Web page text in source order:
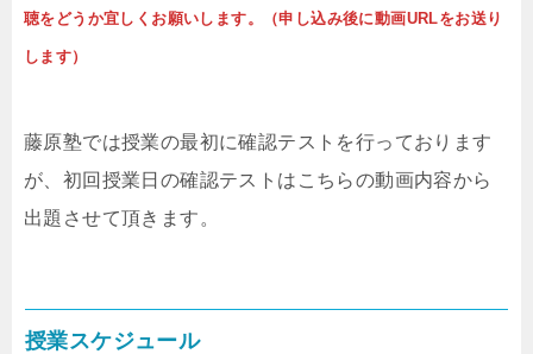
聴をどうか宜しくお願いします。（申し込み後に動画URLをお送り
します）
藤原塾では授業の最初に確認テストを行っております
が、初回授業日の確認テストはこちらの動画内容から
出題させて頂きます。
授業スケジュール